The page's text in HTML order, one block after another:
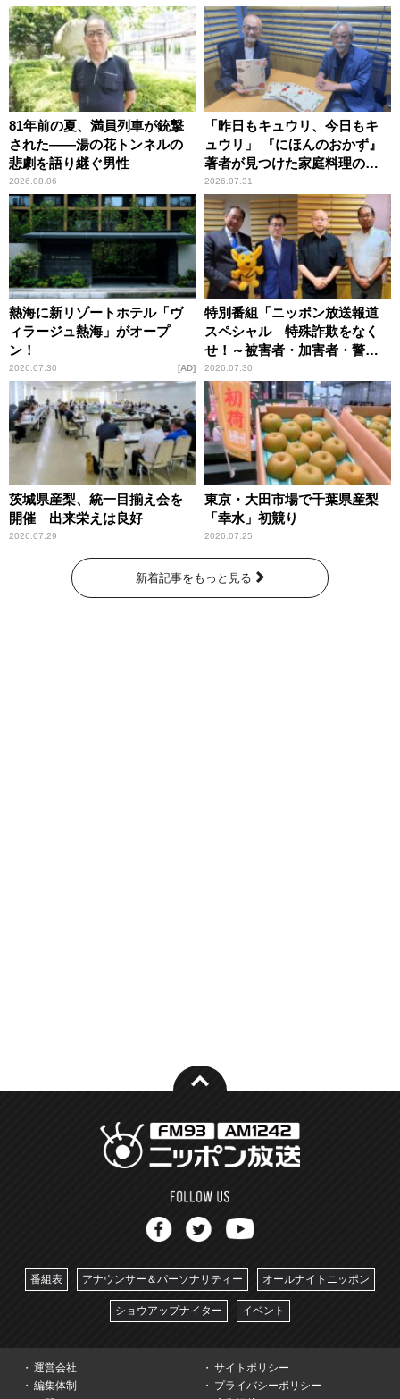
81年前の夏、満員列車が銃撃
された――湯の花トンネルの
悲劇を語り継ぐ男性
2026.08.06
「昨日もキュウリ、今日もキ
ュウリ」 『にほんのおかず』
著者が見つけた家庭料理の知
恵
2026.07.31
熱海に新リゾートホテル「ヴ
ィラージュ熱海」がオープ
ン！
2026.07.30 AD
特別番組「ニッポン放送報道
スペシャル 特殊詐欺をなく
せ！～被害者・加害者・警視
庁が語るトクリュウの実態
～」放送
2026.07.30
茨城県産梨、統一目揃え会を
開催 出来栄えは良好
2026.07.29
東京・大田市場で千葉県産梨
「幸水」初競り
2026.07.25
新着記事をもっと見る
番組表 アナウンサー＆パーソナリティー オールナイトニッポン
ショウアップナイター イベント
運営会社
サイトポリシー
編集体制
プライバシーポリシー